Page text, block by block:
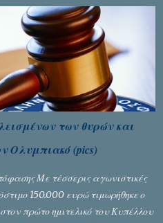
των θυρών και
Ολυμπιακό (pics)
Με τέσσερις αγωνιστικές
150.000 ευρώ τιμωρήθηκε ο
πρώτο ημιτελικό του Κυπέλλου